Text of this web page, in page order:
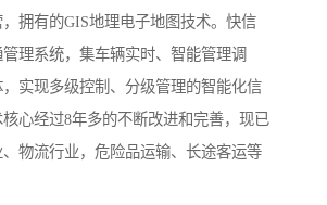
拥有的GIS地理电子地图技术。快信
理系统，集车辆实时、智能管理调
实现多级控制、分级管理的智能化信
心经过8年多的不断改进和完善，现已
物流行业，危险品运输、长途客运等